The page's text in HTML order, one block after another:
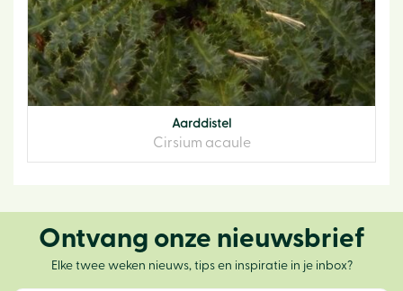
Aarddistel
Cirsium acaule
Ontvang onze nieuwsbrief
Elke twee weken nieuws, tips en inspiratie in je inbox?